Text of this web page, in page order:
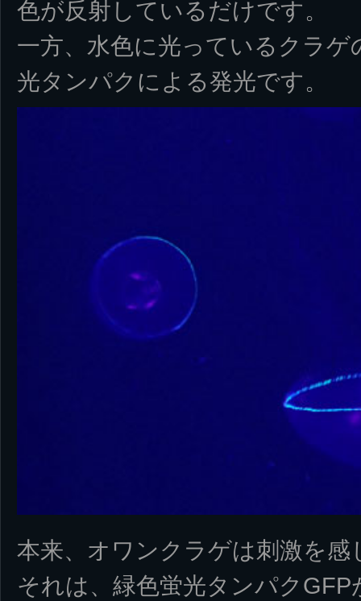
色が反射しているだけです。
一方、水色に光っているクラゲ
光タンパクによる発光です。
本来、オワンクラゲは刺激を
それは、緑色蛍光タンパク